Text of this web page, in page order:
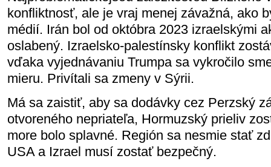
konfliktnosť, ale je vraj menej závažná, ako
médií. Irán bol od októbra 2023 izraelskými
oslabený. Izraelsko-palestínsky konflikt
vďaka vyjednávaniu Trumpa sa vykročilo
mieru. Privítali sa zmeny v Sýrii.
Má sa zaistiť, aby sa dodávky cez Perzský
otvoreného nepriateľa, Hormuzský prieliv
more bolo splavné. Región sa nesmie stať
USA a Izrael musí zostať bezpečný.